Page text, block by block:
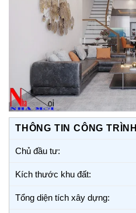
THÔNG TIN CÔNG TRÌNH
Chủ đầu tư:
Kích thước khu đất:
Tổng diện tích xây dựng: